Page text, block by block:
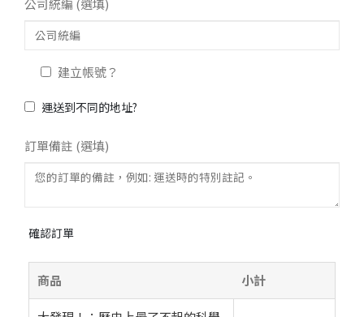
公司統編 (選填)
建立帳號？
運送到不同的地址?
訂單備註 (選填)
確認訂單
商品 小計